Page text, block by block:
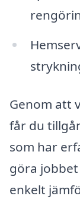
Genom att
får du
som har
göra
enkelt